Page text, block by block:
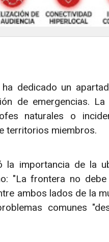
dedicado un
de emergencias.
naturales o
territorios miembros.
la importancia de la
"La frontera no
ambos lados de la
comunes